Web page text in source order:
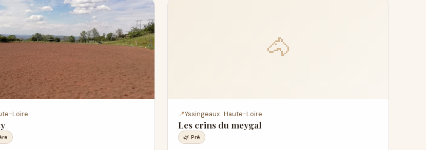
Loire
🐴
📍Yssingeaux · Haute-Loire
Les crins du meygal
🌿 Pré